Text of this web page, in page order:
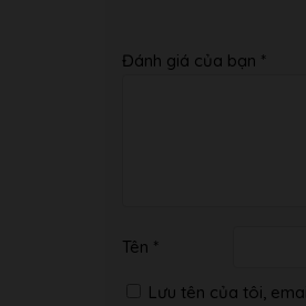
KÈM
Giá đỡ
Đánh giá của bạn *
Tên *
Lưu tên của tôi,